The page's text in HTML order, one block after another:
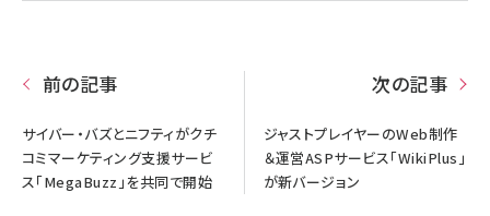
前の記事
サイバー・バズとニフティがクチ
コミマーケティング支援サービ
ス「MegaBuzz」を共同で開始
次の記事
ジャストプレイヤーのWeb制作
＆運営ASPサービス「WikiPlus」
が新バージョン